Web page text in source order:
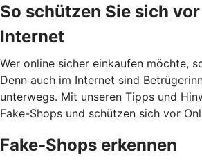
So schützen Sie sich
Internet
Wer online sicher einkaufen möchte,
Denn auch im Internet sind
unterwegs. Mit unseren Tipps und
Fake-Shops und schützen sich vor
Fake-Shops erkennen